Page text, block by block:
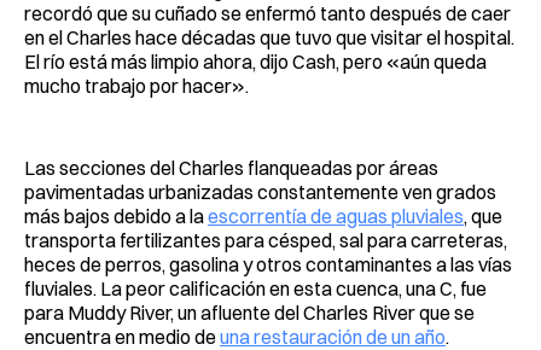
recordó que su cuñado se enfermó tanto después de caer
en el Charles hace décadas que tuvo que visitar el hospital.
El río está más limpio ahora, dijo Cash, pero «aún queda
mucho trabajo por hacer».
Las secciones del Charles flanqueadas por áreas
pavimentadas urbanizadas constantemente ven grados
más bajos debido a laescorrentía de aguas pluviales, que
transporta fertilizantes para césped, sal para carreteras,
heces de perros, gasolina y otros contaminantes a las vías
fluviales. La peor calificación en esta cuenca, una C, fue
para Muddy River, un afluente del Charles River que se
encuentra en medio deuna restauración de un año.